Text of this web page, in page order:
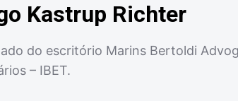
Kastrup Richter
do escritório Marins Bertoldi
– IBET.